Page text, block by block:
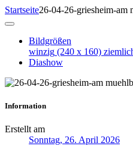
Startseite26-04-26-griesheim-am
Bildgrößen
winzig (240 x 160)
Diashow
Information
Erstellt am
Sonntag, 26. April 2026